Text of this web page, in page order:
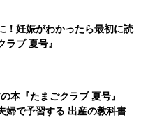
！妊娠がわかったら最初に読
ブ 夏号』
本『たまごクラブ 夏号』
婦で予習する 出産の教科書